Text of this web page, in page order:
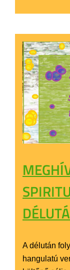
A délután
hangulatú